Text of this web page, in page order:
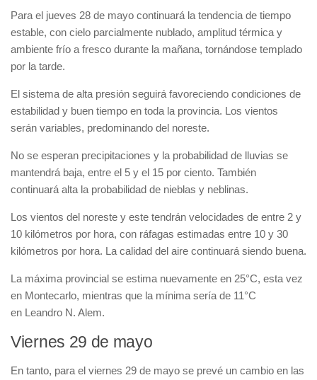
Para el jueves 28 de mayo continuará la tendencia de tiempo
estable, con cielo parcialmente nublado, amplitud térmica y
ambiente frío a fresco durante la mañana, tornándose templado
por la tarde.
El sistema de alta presión seguirá favoreciendo condiciones de
estabilidad y buen tiempo en toda la provincia. Los vientos
serán variables, predominando del noreste.
No se esperan precipitaciones y la probabilidad de lluvias se
mantendrá baja, entre el 5 y el 15 por ciento. También
continuará alta la probabilidad de nieblas y neblinas.
Los vientos del noreste y este tendrán velocidades de entre 2 y
10 kilómetros por hora, con ráfagas estimadas entre 10 y 30
kilómetros por hora. La calidad del aire continuará siendo buena.
La máxima provincial se estima nuevamente en 25°C, esta vez
en Montecarlo, mientras que la mínima sería de 11°C
en Leandro N. Alem.
Viernes 29 de mayo
En tanto, para el viernes 29 de mayo se prevé un cambio en las